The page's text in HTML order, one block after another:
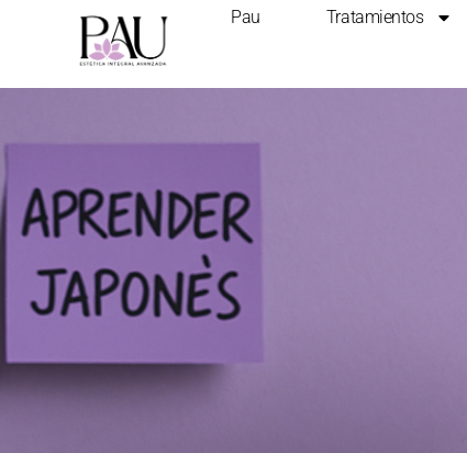
Pau Tratamientos